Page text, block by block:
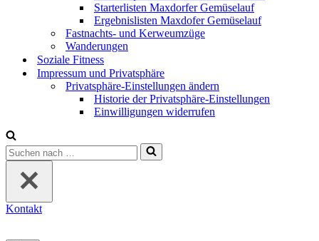
Starterlisten Maxdorfer Gemüselauf
Ergebnislisten Maxdofer Gemüselauf
Fastnachts- und Kerweumzüge
Wanderungen
Soziale Fitness
Impressum und Privatsphäre
Privatsphäre-Einstellungen ändern
Historie der Privatsphäre-Einstellungen
Einwilligungen widerrufen
Suchen
nach …
Kontakt